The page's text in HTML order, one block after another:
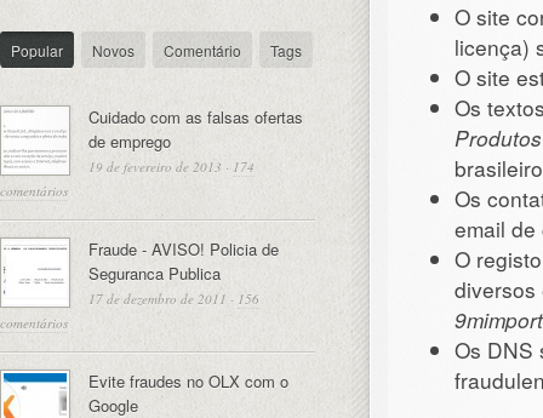
O site
licença)
O site
Os
Produtos
brasileiro
Os
email
O
diversos
Os
Popular Novos Comentário Tags
Cuidado com as falsas ofertas
de emprego
19 de fevereiro de 2013 · 174
comentários
Fraude - AVISO! Policia de
Seguranca Publica
17 de dezembro de 2011 · 156
comentários
Evite fraudes no OLX com o
Google